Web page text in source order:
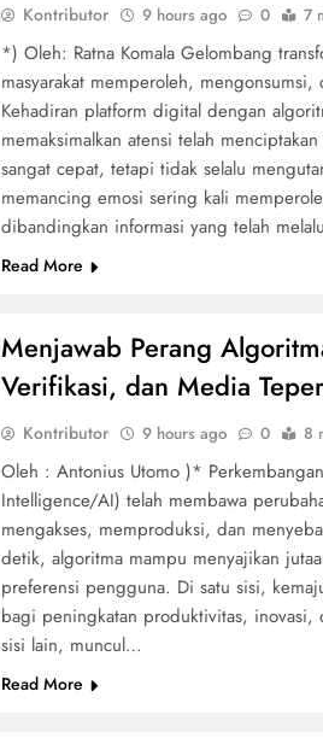
Kontributor 9 hours ago 0 7
*) Oleh: Ratna Komala Gelombang
masyarakat memperoleh,
Kehadiran platform digital dengan
memaksimalkan atensi telah
sangat cepat, tetapi tidak selalu
memancing emosi sering kali
dibandingkan informasi yang telah
Read More
Menjawab Perang
Verifikasi, dan Media
Kontributor 9 hours ago 0 8
Oleh : Antonius Utomo )*
Intelligence/AI) telah membawa
mengakses, memproduksi, dan
detik, algoritma mampu menyajikan
preferensi pengguna. Di satu sisi,
bagi peningkatan produktivitas, inovasi,
sisi lain, muncul…
Read More